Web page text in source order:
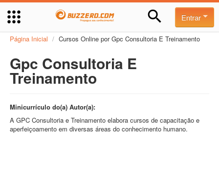
Entrar
Página Inicial / Cursos Online por Gpc Consultoria E Treinamento
Gpc Consultoria E
Treinamento
Minicurrículo do(a) Autor(a):
A GPC Consultoria e Treinamento elabora cursos de capacitação e
aperfeiçoamento em diversas áreas do conhecimento humano.